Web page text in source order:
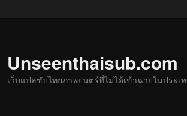
Unseenthaisub.com
เว็บแปลซับไทยภาพยนตร์ที่ไม่ได้เข้าฉายในประเ